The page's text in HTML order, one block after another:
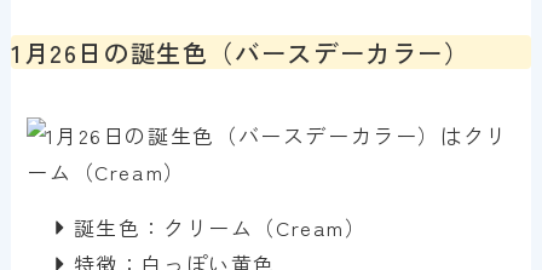
1月26日の誕生色（バースデーカラー）
誕生色：クリーム（Cream）
特徴：白っぽい黄色